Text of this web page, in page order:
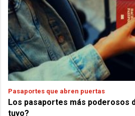
Pasaportes que abren puertas
Los pasaportes más poderosos
tuyo?